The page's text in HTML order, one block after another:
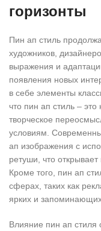
горизонты
Пин ап стиль
художников,
выражения и
появления новых
в себе элементы
что пин ап стиль –
творческое
условиям.
ап изображения с
ретуши, что
Кроме того, пин ап
сферах, таких как
ярких и
Влияние пин ап стиля